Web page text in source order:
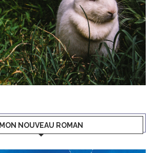
MON NOUVEAU ROMAN